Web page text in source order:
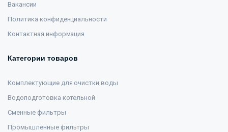
Вакансии
Политика конфиденциальности
Контактная информация
Категории товаров
Комплектующие для очистки воды
Водоподготовка котельной
Сменные фильтры
Промышленные фильтры